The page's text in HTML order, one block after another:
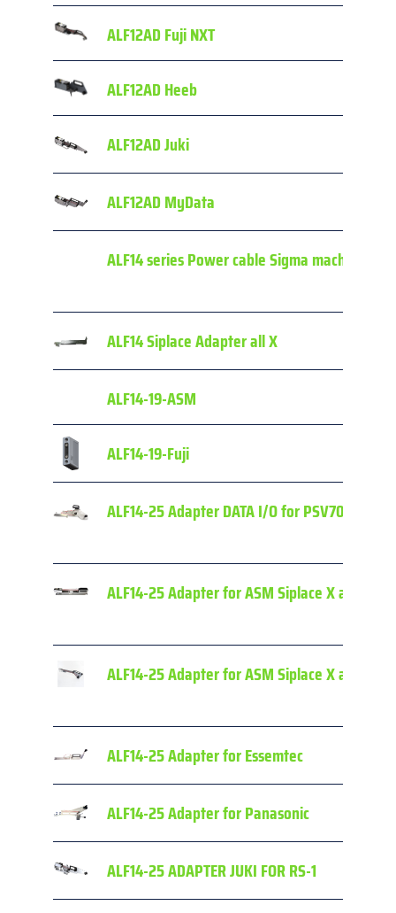
ALF12AD Fuji NXT
ALF12AD Heeb
ALF12AD Juki
ALF12AD MyData
ALF14 series Power cable Sigma machines
ALF14 Siplace Adapter all X
ALF14-19-ASM
ALF14-19-Fuji
ALF14-25 Adapter DATA I/O for PSV7000
ALF14-25 Adapter for ASM Siplace X and E-
ALF14-25 Adapter for ASM Siplace X and SX
ALF14-25 Adapter for Essemtec
ALF14-25 Adapter for Panasonic
ALF14-25 ADAPTER JUKI FOR RS-1